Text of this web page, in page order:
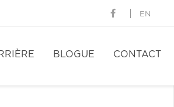
EN
BLOGUE CONTACT